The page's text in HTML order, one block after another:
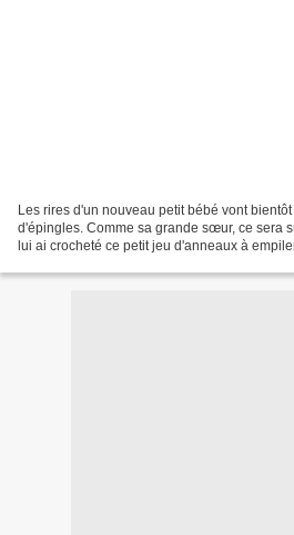
Les rires d'un nouveau petit bébé vont
d'épingles. Comme sa grande sœur, ce sera
lui ai crocheté ce petit jeu d'anneaux à